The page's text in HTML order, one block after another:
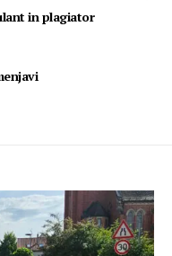
in plagiator